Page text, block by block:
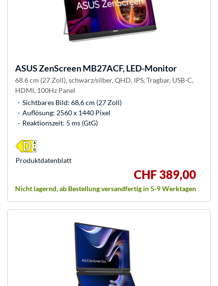
ASUSZenScreen MB27ACF, LED-Monitor
68.6 cm (27 Zoll), schwarz/silber, QHD, IPS, Tragbar, USB-C,
HDMI, 100Hz Panel
Sichtbares Bild: 68,6 cm (27 Zoll)
Auflösung: 2560 x 1440 Pixel
Reaktionszeit: 5 ms (GtG)
CHF 389,00
Nicht lagernd, ab Bestellung versandfertig in 5-9 Werktagen
Produkt­datenblatt